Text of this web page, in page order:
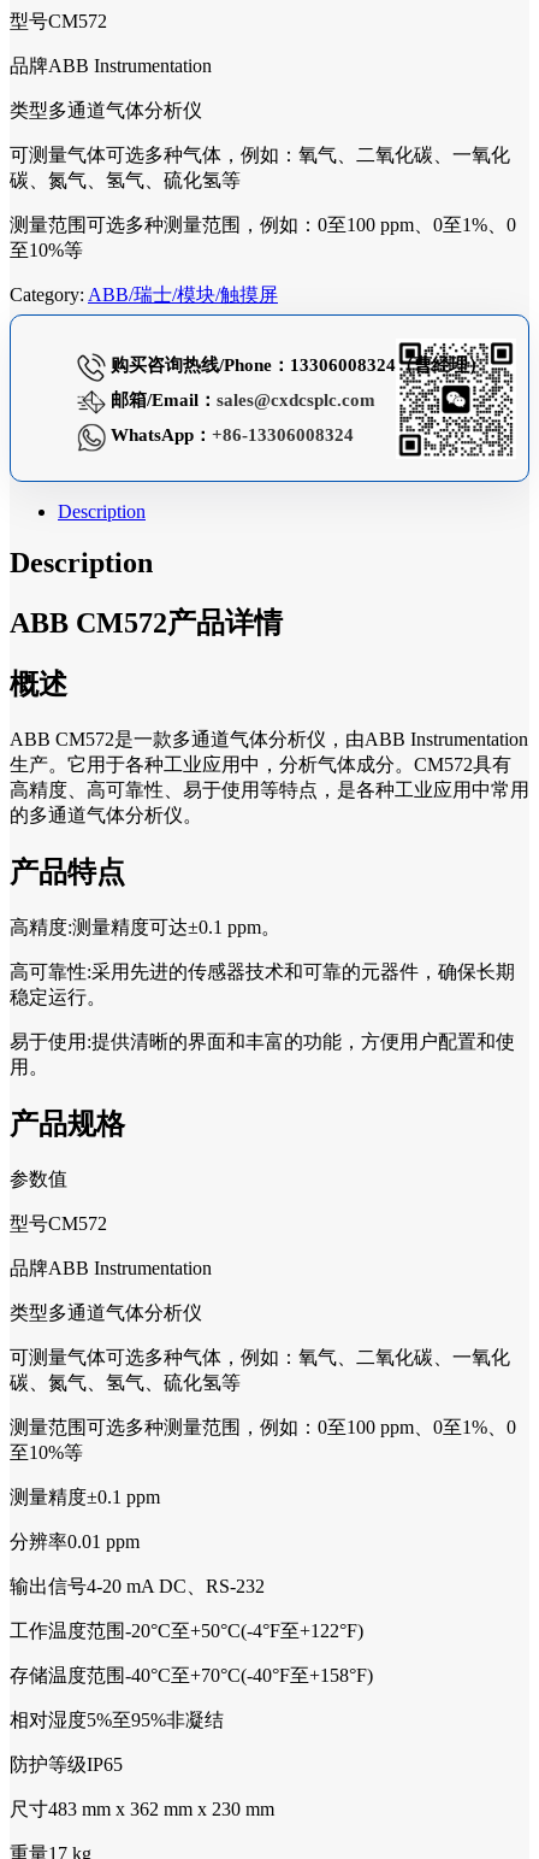
型号CM572
品牌ABB Instrumentation
类型多通道气体分析仪
可测量气体可选多种气体，例如：氧气、二氧化碳、一氧化
碳、氮气、氢气、硫化氢等
测量范围可选多种测量范围，例如：0至100 ppm、0至1%、0
至10%等
Category: ABB/瑞士/模块/触摸屏
购买咨询热线/Phone：13306008324（曹经理）
邮箱/Email： sales@cxdcsplc.com
WhatsApp： +86-13306008324
Description
Description
ABB CM572产品详情
概述
ABB CM572是一款多通道气体分析仪，由ABB Instrumentation
生产。它用于各种工业应用中，分析气体成分。CM572具有
高精度、高可靠性、易于使用等特点，是各种工业应用中常用
的多通道气体分析仪。
产品特点
高精度:测量精度可达±0.1 ppm。
高可靠性:采用先进的传感器技术和可靠的元器件，确保长期
稳定运行。
易于使用:提供清晰的界面和丰富的功能，方便用户配置和使
用。
产品规格
参数值
型号CM572
品牌ABB Instrumentation
类型多通道气体分析仪
可测量气体可选多种气体，例如：氧气、二氧化碳、一氧化
碳、氮气、氢气、硫化氢等
测量范围可选多种测量范围，例如：0至100 ppm、0至1%、0
至10%等
测量精度±0.1 ppm
分辨率0.01 ppm
输出信号4-20 mA DC、RS-232
工作温度范围-20°C至+50°C(-4°F至+122°F)
存储温度范围-40°C至+70°C(-40°F至+158°F)
相对湿度5%至95%非凝结
防护等级IP65
尺寸483 mm x 362 mm x 230 mm
重量17 kg